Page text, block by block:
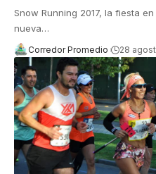
Snow Running 2017, la fiesta
nueva…
Corredor Promedio 28